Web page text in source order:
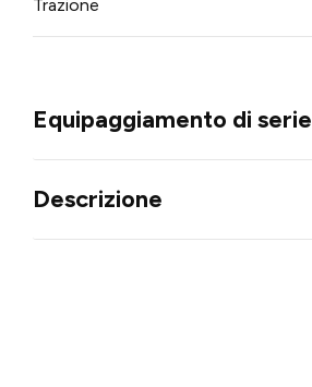
Trazione
Equipaggiamento di serie
Descrizione